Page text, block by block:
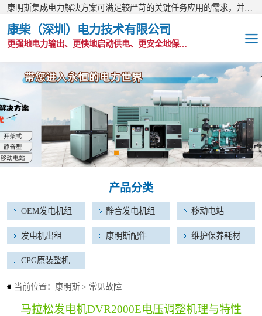
康柴（深圳）电力技术有限公司
更强地电力输出、更快地启动供电、更安全地保护功能
当前位置： 康明斯 > 常见故障
马拉松发电机DVR2000E电压调整机理与特性
产品分类
OEM发电机组 静音发电机组 移动电站
发电机出租 康明斯配件 维护保养耗材
CPG原装整机
OEM发电机组
静音发电机组
移动电站
发电机出租
维护保养耗材
CPG原装整机